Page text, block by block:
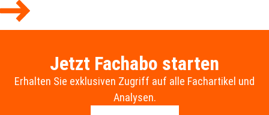
Jetzt Fachabo starten
Erhalten Sie exklusiven Zugriff auf alle Fachartikel und
Analysen.